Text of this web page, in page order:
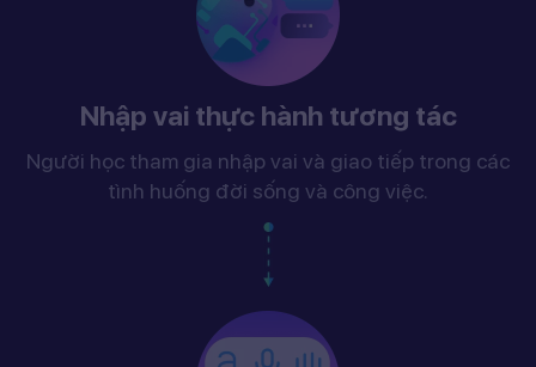
Nhập vai thực hành tương tác
Người học tham gia nhập vai và giao tiếp trong các
tình huống đời sống và công việc.